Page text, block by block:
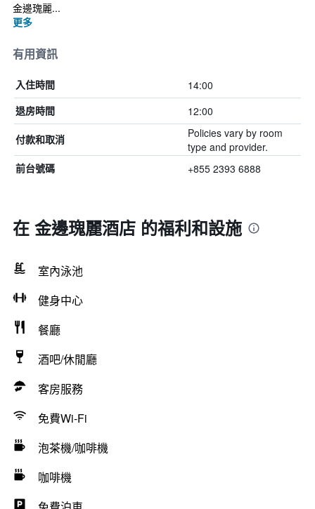
金邊瑰麗...
更多
有用資訊
入住時間 14:00
退房時間 12:00
付款和取消
Policies vary by room
type and provider.
前台號碼 +855 2393 6888
在 金邊瑰麗酒店 的福利和設施
室內泳池
健身中心
餐廳
酒吧/休閒廳
客房服務
免費Wi-Fi
泡茶機/咖啡機
咖啡機